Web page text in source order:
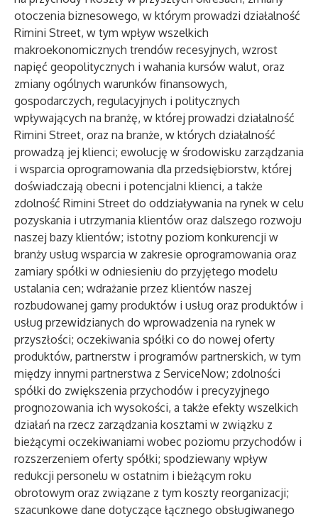
otoczenia biznesowego, w którym prowadzi działalność
Rimini Street, w tym wpływ wszelkich
makroekonomicznych trendów recesyjnych, wzrost
napięć geopolitycznych i wahania kursów walut, oraz
zmiany ogólnych warunków finansowych,
gospodarczych, regulacyjnych i politycznych
wpływających na branżę, w której prowadzi działalność
Rimini Street, oraz na branże, w których działalność
prowadzą jej klienci; ewolucję w środowisku zarządzania
i wsparcia oprogramowania dla przedsiębiorstw, której
doświadczają obecni i potencjalni klienci, a także
zdolność Rimini Street do oddziaływania na rynek w celu
pozyskania i utrzymania klientów oraz dalszego rozwoju
naszej bazy klientów; istotny poziom konkurencji w
branży usług wsparcia w zakresie oprogramowania oraz
zamiary spółki w odniesieniu do przyjętego modelu
ustalania cen; wdrażanie przez klientów naszej
rozbudowanej gamy produktów i usług oraz produktów i
usług przewidzianych do wprowadzenia na rynek w
przyszłości; oczekiwania spółki co do nowej oferty
produktów, partnerstw i programów partnerskich, w tym
między innymi partnerstwa z ServiceNow; zdolności
spółki do zwiększenia przychodów i precyzyjnego
prognozowania ich wysokości, a także efekty wszelkich
działań na rzecz zarządzania kosztami w związku z
bieżącymi oczekiwaniami wobec poziomu przychodów i
rozszerzeniem oferty spółki; spodziewany wpływ
redukcji personelu w ostatnim i bieżącym roku
obrotowym oraz związane z tym koszty reorganizacji;
szacunkowe dane dotyczące łącznego obsługiwanego